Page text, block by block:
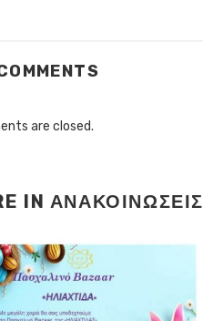
are closed.
IN ΑΝΑΚΟΙΝΏΣΕΙΣ